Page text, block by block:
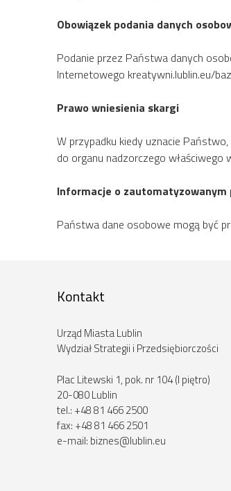
Obowiązek podania danych
Podanie przez Państwa danych
Internetowego kreatywni.lublin.eu/
Prawo wniesienia skargi
W przypadku kiedy uznacie
do organu nadzorczego
Informacje o zautomatyzowanym
Państwa dane osobowe mogą być
Kontakt
Urząd Miasta Lublin
Wydział Strategii i Przedsiębiorczości
Plac Litewski 1, pok. nr 104 (I piętro)
20-080 Lublin
tel.: +48 81 466 2500
fax: +48 81 466 2501
e-mail: biznes@lublin.eu